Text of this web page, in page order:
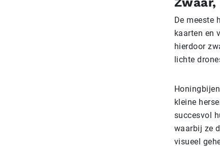
De meeste
kaarten en
hierdoor
lichte
kleine
succesvol
waarbij ze
visueel